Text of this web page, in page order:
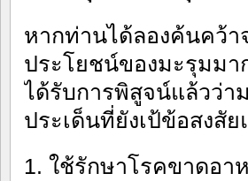
หากท่านได้ลองค้นคว้
ประโยชน์ของมะรุมมา
ได้รับการพิสูจน์แล้วว่
ประเด็นที่ยังเป้ข้อสงสั
1. ใช้รักษาโรคขาดอา